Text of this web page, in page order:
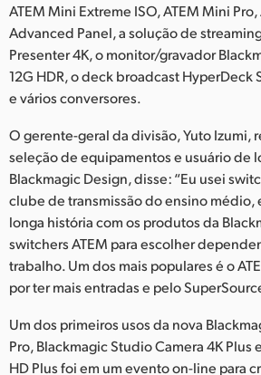
ATEM Mini Extreme ISO, ATEM Mini Pro,
Advanced Panel, a solução de
Presenter 4K, o monitor/gravador
12G HDR, o deck broadcast HyperDeck
e vários conversores.
O gerente-geral da divisão, Yuto Izumi,
seleção de equipamentos e usuário de
Blackmagic Design, disse: “Eu usei
clube de transmissão do ensino médio,
longa história com os produtos da
switchers ATEM para escolher
trabalho. Um dos mais populares é o
por ter mais entradas e pelo
Um dos primeiros usos da nova
Pro, Blackmagic Studio Camera 4K
HD Plus foi em um evento on-line para